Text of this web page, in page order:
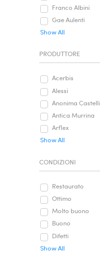
Franco Albini
Gae Aulenti
Show All
PRODUTTORE
Acerbis
Alessi
Anonima Castelli
Antica Murrina
Arflex
Show All
CONDIZIONI
Restaurato
Ottimo
Molto buono
Buono
Difetti
Show All